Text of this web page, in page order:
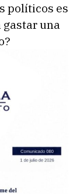
políticos es
una